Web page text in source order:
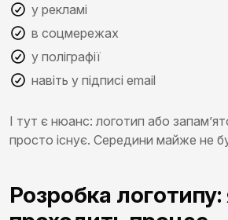
у рекламі
в соцмережах
у поліграфії
навіть у підписі email
І тут є нюанс: логотип або
просто існує. Середини майже не
Розробка логотипу: